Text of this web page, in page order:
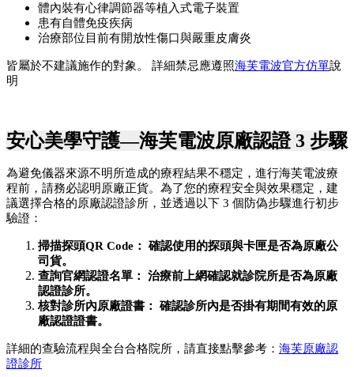
體內裝有心律調節器等植入式電子裝置
患有自體免疫疾病
治療部位目前有開放性傷口與嚴重皮膚炎
皆屬於不建議施作的對象。 詳細禁忌應遵照海芙電波官方仿單說
明
安心美學守護—海芙電波原廠認證 3 步驟
為避免儀器來源不明所造成的療程結果不穩定，進行海芙電波療
程前，請務必認明原廠正貨。為了您的療程安全與效果穩定，建
議選擇合格的原廠認證診所，並透過以下 3 個防偽步驟進行初步
驗證：
掃描探頭QR Code： 確認使用的探頭與卡匣是否為原廠公
司貨。
查詢官網認證名單： 治療前上網確認就診院所是否為原廠
認證診所。
核對診所內原廠證書： 確認診所內是否掛有期間有效的原
廠認證證書。
詳細的查驗流程與全台合格院所，請直接點擊參考： 海芙原廠認
證診所